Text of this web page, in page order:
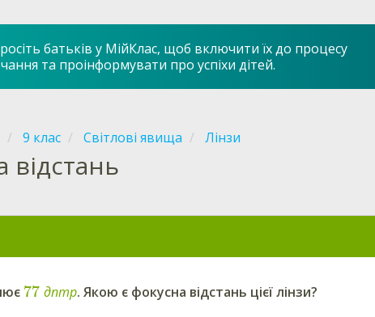
батьків у МійКлас, щоб включити їх до процесу
та проінформувати про успіхи дітей.
9 клас Світлові явища Лінзи
відстань
77 дптр. Якою є фокусна відстань цієї лінзи?